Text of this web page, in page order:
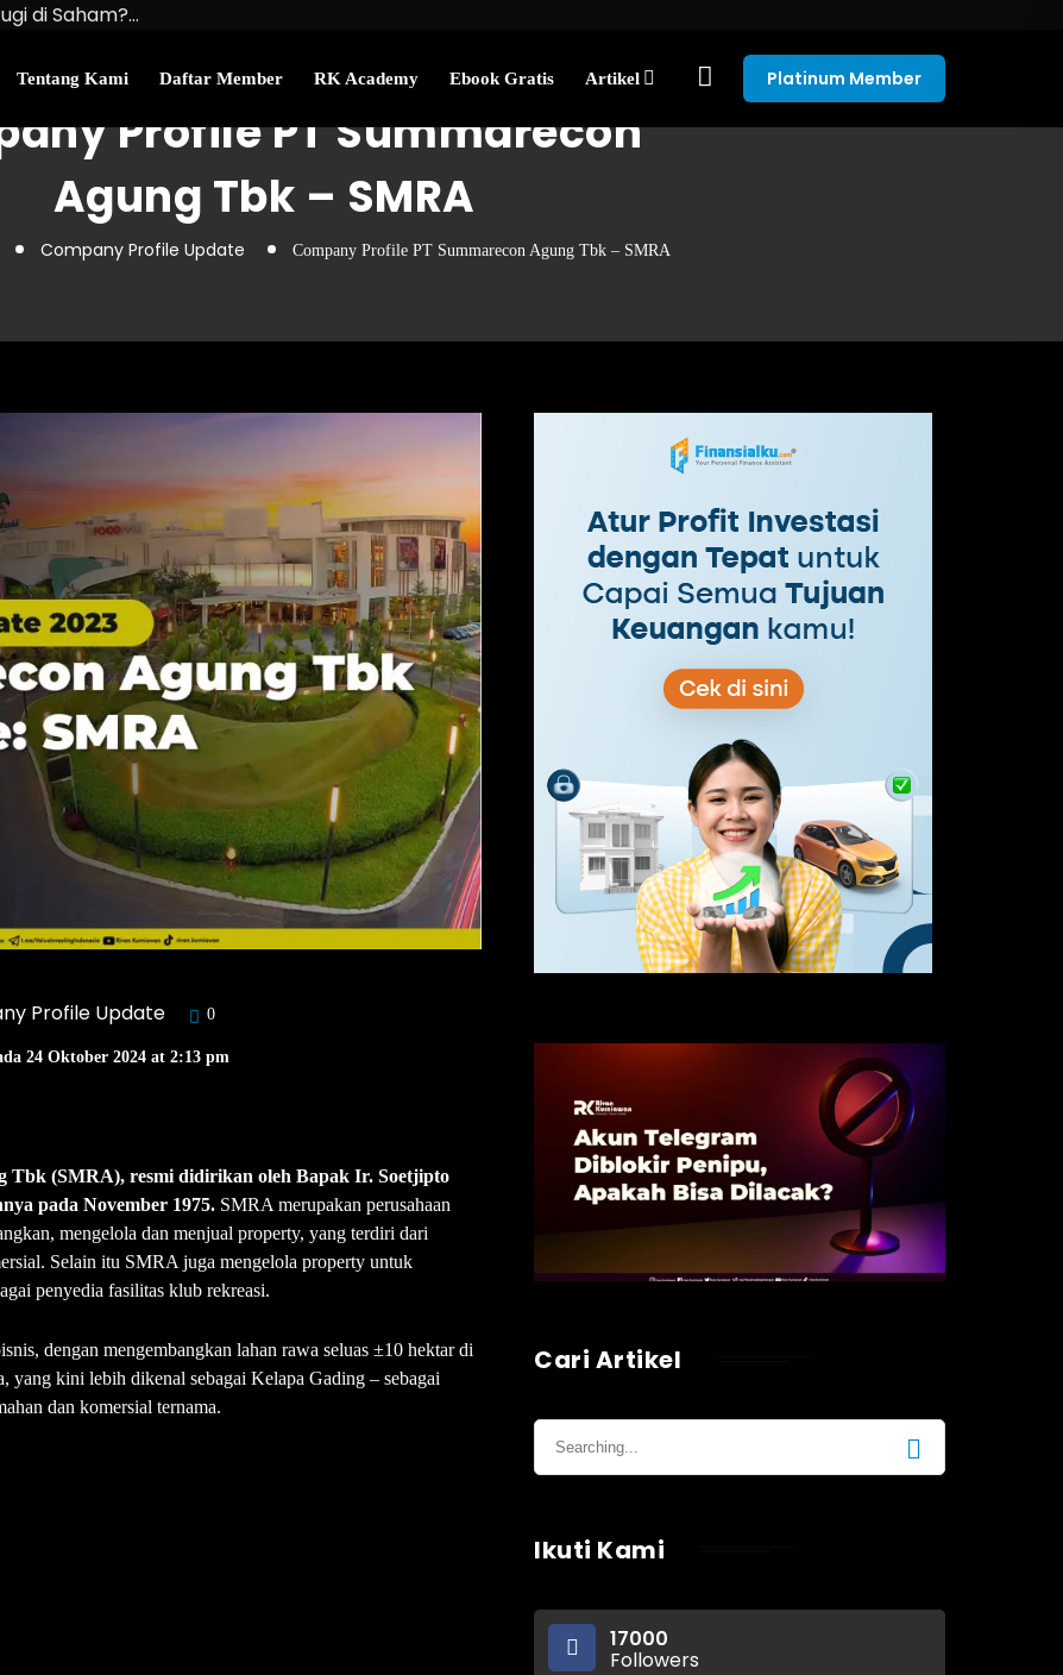
di Saham?…
Uang Perlu…
Tentang Kami Daftar Member RK Academy Ebook Gratis Artikel Platinum Member
Profile PT Summarecon
Agung Tbk – SMRA
Company Profile Update Company Profile PT Summarecon Agung Tbk – SMRA
Profile Update 0
24 Oktober 2024 at 2:13 pm
Tbk (SMRA), resmi didirikan oleh Bapak Ir. Soetjipto
pada November 1975. SMRA merupakan perusahaan
mengelola dan menjual property, yang terdiri dari
Selain itu SMRA juga mengelola property untuk
penyedia fasilitas klub rekreasi.
dengan mengembangkan lahan rawa seluas ±10 hektar di
yang kini lebih dikenal sebagai Kelapa Gading – sebagai
dan komersial ternama.
Cari Artikel
Ikuti Kami
17000
Followers